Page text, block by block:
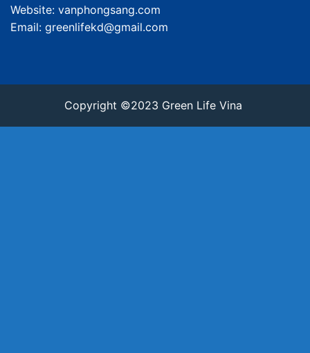
Website: vanphongsang.com
Email: greenlifekd@gmail.com
Copyright ©2023 Green Life Vina